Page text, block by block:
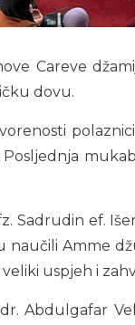
Careve
dovu.
Sadrudin ef.
naučili Amme
uspjeh i
Abdulgafar